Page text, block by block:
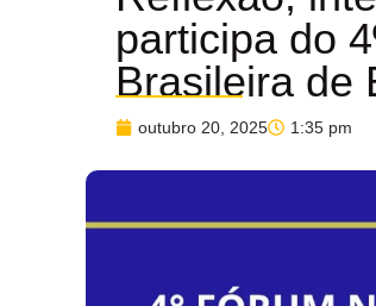
participa do
Brasileira de
outubro 20, 2025 1:35 pm